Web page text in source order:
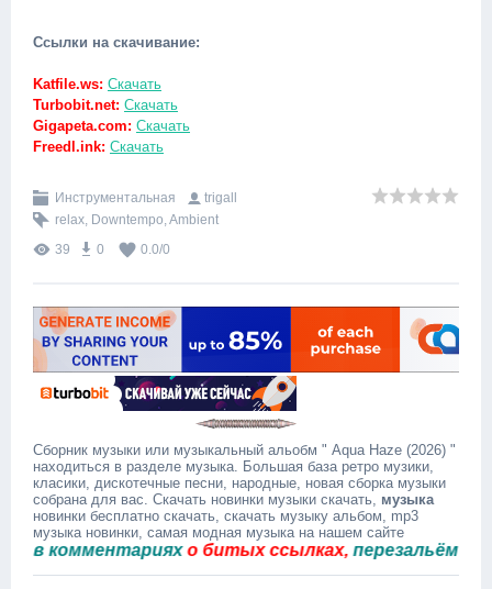
Ссылки на скачивание:
Katfile.ws: Скачать
Turbobit.net: Скачать
Gigapeta.com: Скачать
Freedl.ink: Скачать
Инструментальная
trigall
relax, Downtempo,Ambient
39
0 0.0/0
Сборник музыки или музыкальный альобм " Aqua Haze (2026) "
находиться в разделе музыка. Большая база ретро музики,
класики, дискотечные песни, народные, новая сборка музыки
собрана для вас. Скачать новинки музыки скачать, музыка
новинки бесплатно скачать, скачать музыку альбом, mp3
музыка новинки, самая модная музыка на нашем сайте
о битых ссылках,перезальём